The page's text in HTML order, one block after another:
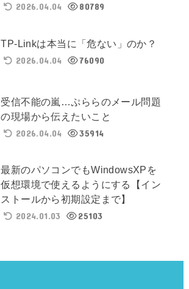
2026.04.04
80789
TP-Linkは本当に「危ない」のか？
2026.04.04
76090
受信不能の嵐…ぷららのメール問題
の現場から伝えたいこと
2026.04.04
35914
最新のパソコンでもWindowsXPを
仮想環境で使えるようにする【イン
ストールから初期設定まで】
2024.01.03
25103